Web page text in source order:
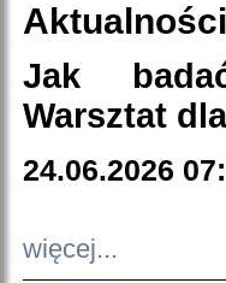
Aktualności
Jak
Warsztat
24.06.2026
więcej...